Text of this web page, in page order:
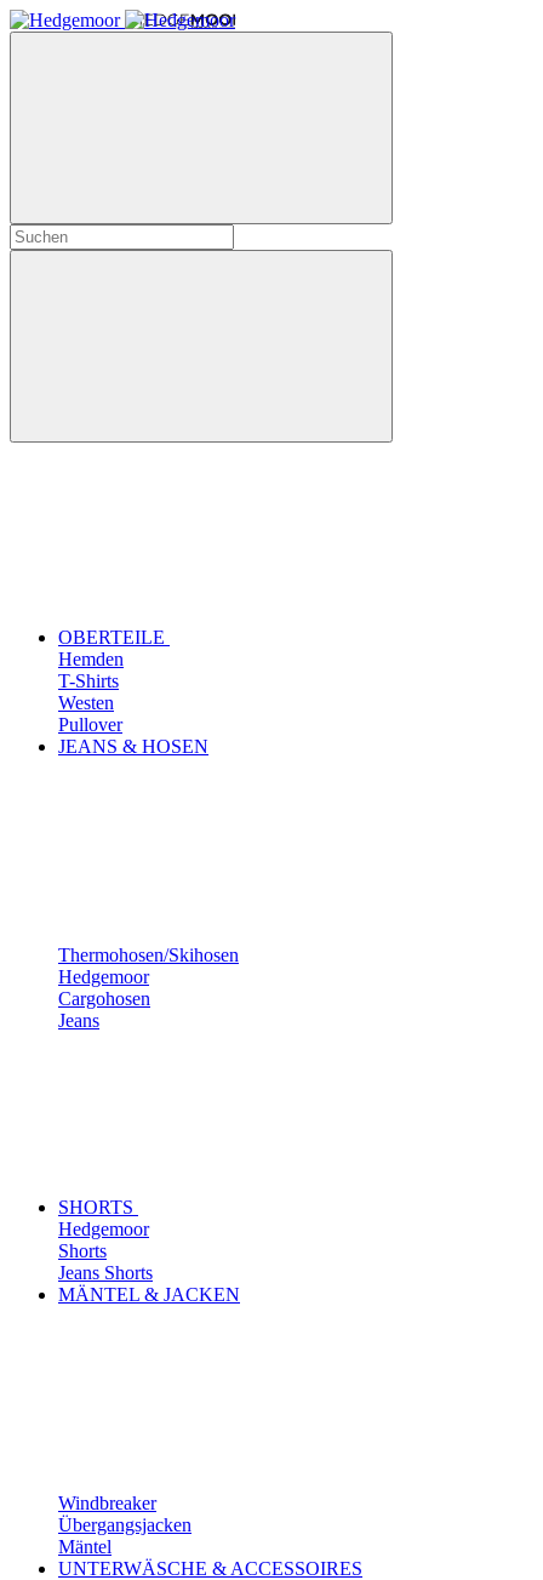
OBERTEILE
Hemden
T-Shirts
Westen
Pullover
JEANS & HOSEN
Thermohosen/Skihosen
Hedgemoor
Cargohosen
Jeans
SHORTS
Hedgemoor
Shorts
Jeans Shorts
MÄNTEL & JACKEN
Windbreaker
Übergangsjacken
Mäntel
UNTERWÄSCHE & ACCESSOIRES